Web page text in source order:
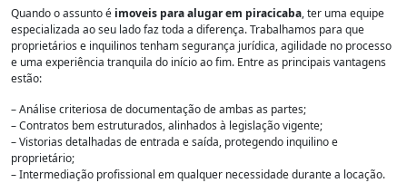
Quando o assunto é imoveis para alugar em piracicaba, ter uma equipe
especializada ao seu lado faz toda a diferença. Trabalhamos para que
proprietários e inquilinos tenham segurança jurídica, agilidade no processo
e uma experiência tranquila do início ao fim. Entre as principais vantagens
estão:
– Análise criteriosa de documentação de ambas as partes;
– Contratos bem estruturados, alinhados à legislação vigente;
– Vistorias detalhadas de entrada e saída, protegendo inquilino e
proprietário;
– Intermediação profissional em qualquer necessidade durante a locação.